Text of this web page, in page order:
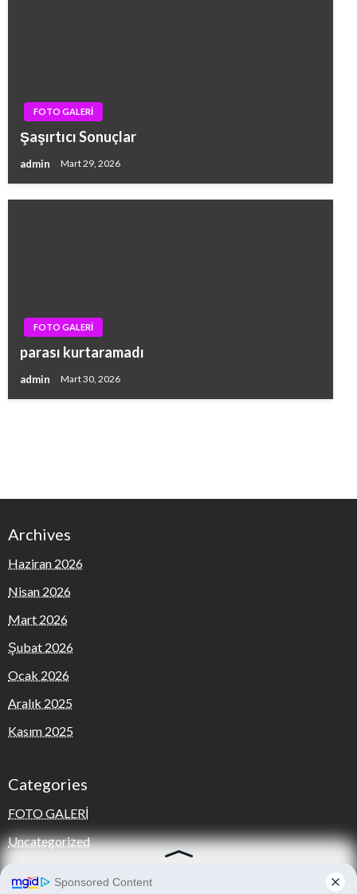
FOTO GALERİ
Şaşırtıcı Sonuçlar
admin Mart 29, 2026
FOTO GALERİ
parası kurtaramadı
admin Mart 30, 2026
Archives
Haziran 2026
Nisan 2026
Mart 2026
Şubat 2026
Ocak 2026
Aralık 2025
Kasım 2025
Categories
FOTO GALERİ
Uncategorized